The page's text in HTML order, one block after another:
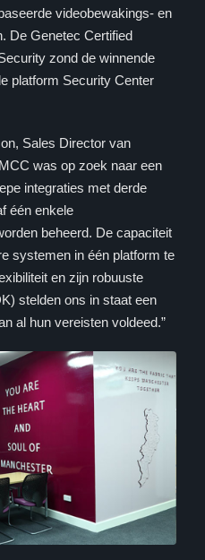
videobewakings- en
De Genetec Certified
zond de winnende
platform Security Center
Sales Director van
was op zoek naar een
integraties met derde
één enkele
beheerd. De capaciteit
systemen in één platform te
en zijn robuuste
stelden ons in staat een
al hun vereisten voldeed.”